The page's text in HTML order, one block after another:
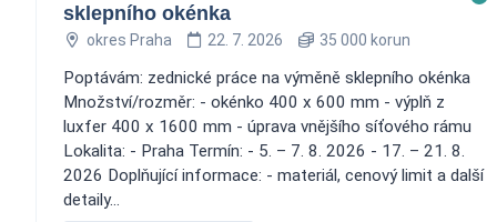
sklepního okénka
okres Praha 22. 7. 2026 35 000 korun
Poptávám: zednické práce na výměně sklepního okénka
Množství/rozměr: - okénko 400 x 600 mm - výplň z
luxfer 400 x 1600 mm - úprava vnějšího síťového rámu
Lokalita: - Praha Termín: - 5. – 7. 8. 2026 - 17. – 21. 8.
2026 Doplňující informace: - materiál, cenový limit a další
detaily...